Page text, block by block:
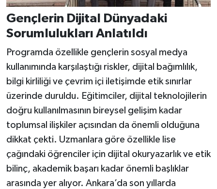
Gençlerin Dijital Dünyadaki
Sorumlulukları Anlatıldı
Programda özellikle gençlerin sosyal medya
kullanımında karşılaştığı riskler, dijital bağımlılık,
bilgi kirliliği ve çevrim içi iletişimde etik sınırlar
üzerinde duruldu. Eğitimciler, dijital teknolojilerin
doğru kullanılmasının bireysel gelişim kadar
toplumsal ilişkiler açısından da önemli olduğuna
dikkat çekti. Uzmanlara göre özellikle lise
çağındaki öğrenciler için dijital okuryazarlık ve etik
bilinç, akademik başarı kadar önemli başlıklar
arasında yer alıyor. Ankara’da son yıllarda